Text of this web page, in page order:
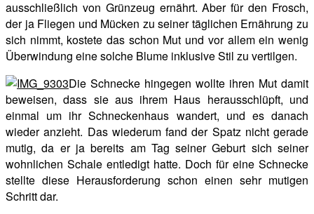
ausschließlich von Grünzeug ernährt. Aber für den Frosch,
der ja Fliegen und Mücken zu seiner täglichen Ernährung zu
sich nimmt, kostete das schon Mut und vor allem ein wenig
Überwindung eine solche Blume inklusive Stil zu vertilgen.
Die Schnecke hingegen wollte ihren Mut damit
beweisen, dass sie aus ihrem Haus herausschlüpft, und
einmal um ihr Schneckenhaus wandert, und es danach
wieder anzieht. Das wiederum fand der Spatz nicht gerade
mutig, da er ja bereits am Tag seiner Geburt sich seiner
wohnlichen Schale entledigt hatte. Doch für eine Schnecke
stellte diese Herausforderung schon einen sehr mutigen
Schritt dar.